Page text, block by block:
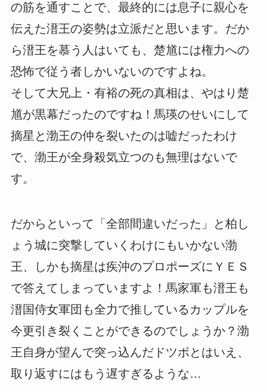
の筋を通すことで、最終的には息子に親心を
伝えた溍王の姿勢は立派だと思います。だか
ら溍王を慕う人はいても、楚馗には権力への
恐怖で従う者しかいないのですよね。
そして大兄上・有裕の死の真相は、やはり楚
馗が黒幕だったのですね！馬瑛のせいにして
摘星と渤王の仲を裂いたのは嘘だったわけ
で、渤王が全身殺気立つのも無理はないで
す。
だからといって「全部間違いだった」と柏し
ょう城に突撃していくわけにもいかない渤
王、しかも摘星は疾沖のプロポーズにＹＥＳ
で答えてしまっていますよ！馬家軍も溍王も
溍国侍女軍団も全力で推しているカップルを
今更引き裂くことができるのでしょうか？渤
王自身が望んで突っ込んだドツボとはいえ、
取り返すにはもう遅すぎるような…